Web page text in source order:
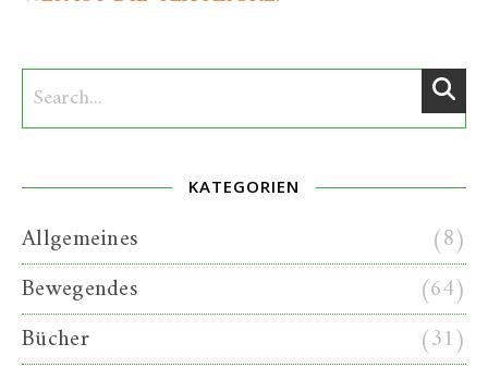
KATEGORIEN
Allgemeines
(8)
Bewegendes
(64)
Bücher
(31)